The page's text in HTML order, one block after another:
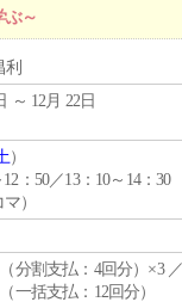
ぶ～
～ 12月 22日
）
12：50／13：10～14：30
）
（分割支払：4回分）×3
一括支払：12回分）